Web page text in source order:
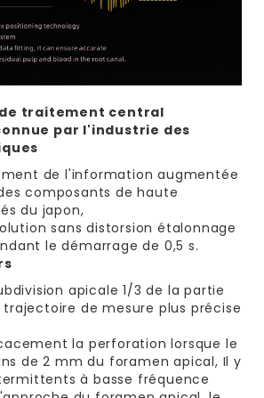
traitement central
par l'industrie des
de l'information augmentée
composants de haute
du japon,
sans distorsion étalonnage
le démarrage de 0,5 s.
apicale 1/3 de la partie
trajectoire de mesure plus précise
la perforation lorsque le
de 2 mm du foramen apical, Il y
à basse fréquence